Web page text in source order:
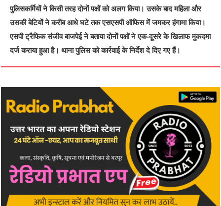
पुलिसकर्मियों ने किसी तरह दोनों पक्षों को अलग किया। उसके बाद महिला और
उसकी बेटियों ने करीब आधे घटे तक एसएसपी ऑफिस में जमकर हंगामा किया।
एसपी ट्रैफिक संजीव बाजपेई ने बताया दोनों पक्षों ने एक-दूसरे के खिलाफ मुकदमा
दर्ज कराया हुआ है। थाना पुलिस को कार्रवाई के निर्देश दे दिए गए हैं।